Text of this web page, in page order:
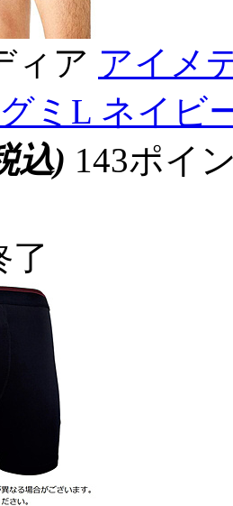
ィア アイメ
ミL ネイビ
込) 143ポイ
了